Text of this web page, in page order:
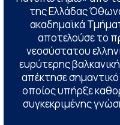
της Ελλάδας
ακαδημαϊκά
αποτελούσε το
νεοσύστατου
ευρύτερης
απέκτησε σημαντικό
οποίος υπήρξε
συγκεκριμένης